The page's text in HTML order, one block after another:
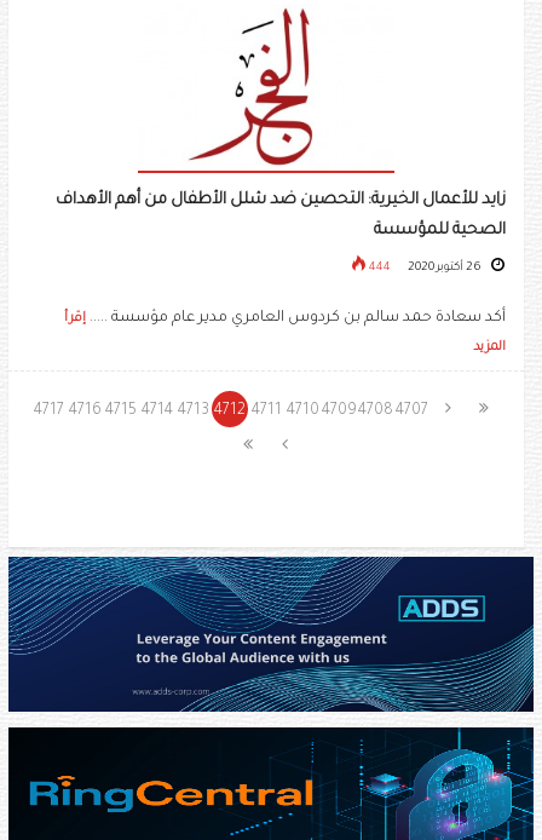
زايد للأعمال الخيرية: التحصين ضد شلل الأطفال من أهم الأهداف
الصحية للمؤسسة
444
أكد سعادة حمد سالم بن كردوس العامري مدير عام مؤسسة ..... إقرأ
المزيد
4707
4708
4709
4710
4711
4712
4713
4714
4715
4716
4717